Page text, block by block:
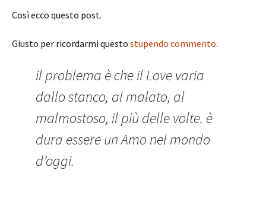
Così ecco questo post.
Giusto per ricordarmi questo stupendo commento.
il problema è che il Love varia
dallo stanco, al malato, al
malmostoso, il più delle volte. è
dura essere un Amo nel mondo
d’oggi.